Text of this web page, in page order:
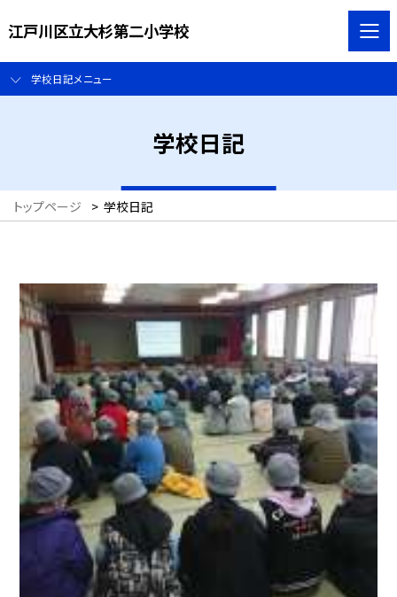
江戸川区立大杉第二小学校
学校日記メニュー
学校日記
トップページ > 学校日記